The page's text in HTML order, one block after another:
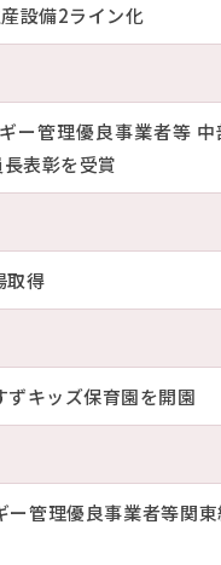
設備2ライン化
ー管理優良事業者等
表彰を受賞
取得
ずキッズ保育園を開園
ー管理優良事業者等関